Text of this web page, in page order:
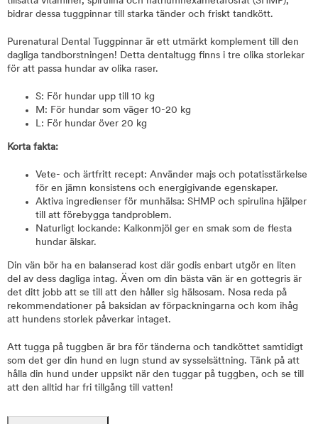
bidrar dessa tuggpinnar till starka tänder och friskt tandkött.
Purenatural Dental Tuggpinnar är ett utmärkt komplement till den
dagliga tandborstningen! Detta dentaltugg finns i tre olika storlekar
för att passa hundar av olika raser.
S: För hundar upp till 10 kg
M: För hundar som väger 10-20 kg
L: För hundar över 20 kg
Korta fakta:
Vete- och ärtfritt recept: Använder majs och potatisstärkelse
för en jämn konsistens och energigivande egenskaper.
Aktiva ingredienser för munhälsa: SHMP och spirulina hjälper
till att förebygga tandproblem.
Naturligt lockande: Kalkonmjöl ger en smak som de flesta
hundar älskar.
Din vän bör ha en balanserad kost där godis enbart utgör en liten
del av dess dagliga intag. Även om din bästa vän är en gottegris är
det ditt jobb att se till att den håller sig hälsosam. Nosa reda på
rekommendationer på baksidan av förpackningarna och kom ihåg
att hundens storlek påverkar intaget.
Att tugga på tuggben är bra för tänderna och tandköttet samtidigt
som det ger din hund en lugn stund av sysselsättning. Tänk på att
hålla din hund under uppsikt när den tuggar på tuggben, och se till
att den alltid har fri tillgång till vatten!